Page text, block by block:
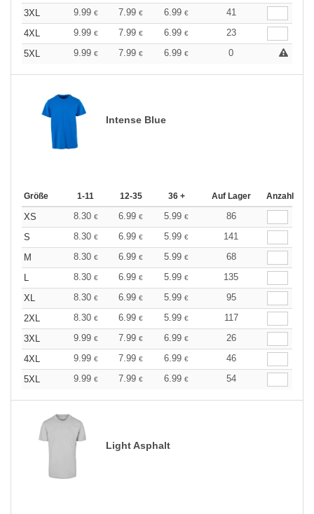
3XL 9.99 € 7.99 € 6.99 €
41
4XL
9.99 € 7.99 € 6.99 €
23
5XL
9.99 € 7.99 € 6.99 € 0
Intense Blue
Größe 1-11 12-35 36 + Auf Lager Anzahl
XS 8.30 € 6.99 € 5.99 €
86
S
8.30 € 6.99 € 5.99 €
141
M
8.30 € 6.99 € 5.99 €
68
8.30 € 6.99 € 5.99 €
135
XL
8.30 € 6.99 € 5.99 €
95
2XL
8.30 € 6.99 € 5.99 €
117
3XL
9.99 € 7.99 € 6.99 €
26
4XL
9.99 € 7.99 € 6.99 €
46
5XL
9.99 € 7.99 € 6.99 € 54
Light Asphalt